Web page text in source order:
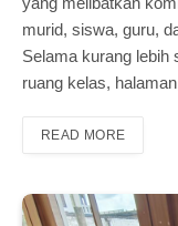
murid, siswa, guru,
Selama kurang lebih
ruang kelas,
READ MORE